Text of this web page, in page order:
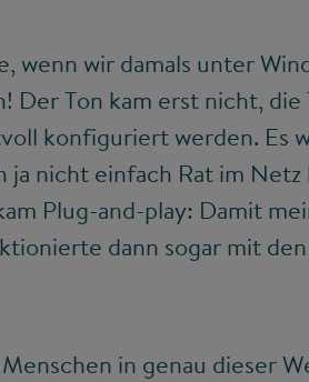
wenn wir damals unter
Der Ton kam erst nicht,
konfiguriert werden. Es
nicht einfach Rat im Netz
Plug-and-play: Damit
dann sogar mit
in genau dieser